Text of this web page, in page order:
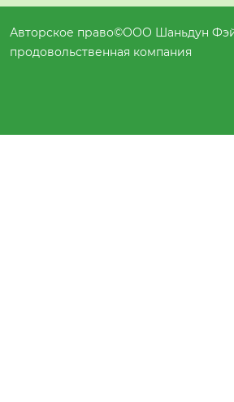
Авторское право©ООО Шаньдун
продовольственная компания